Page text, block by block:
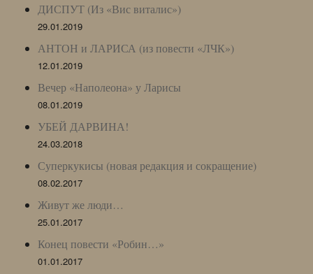
ДИСПУТ (Из «Вис виталис»)
29.01.2019
АНТОН и ЛАРИСА (из повести «ЛЧК»)
12.01.2019
Вечер «Наполеона» у Ларисы
08.01.2019
УБЕЙ ДАРВИНА!
24.03.2018
Суперкукисы (новая редакция и сокращение)
08.02.2017
Живут же люди…
25.01.2017
Конец повести «Робин…»
01.01.2017